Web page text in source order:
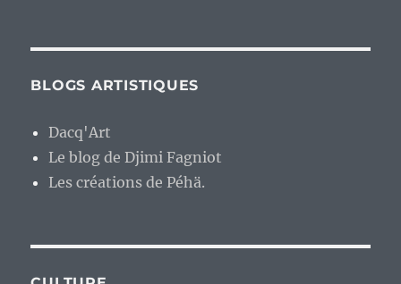
BLOGS ARTISTIQUES
Dacq'Art
Le blog de Djimi Fagniot
Les créations de Péhä.